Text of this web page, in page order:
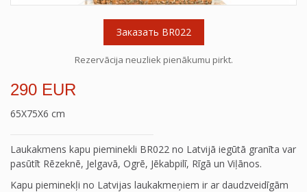
Заказать BR022
Rezervācija neuzliek pienākumu pirkt.
290 EUR
65X75X6 cm
Laukakmens kapu pieminekli BR022 no Latvijā iegūtā granīta var
pasūtīt Rēzeknē, Jelgavā, Ogrē, Jēkabpilī, Rīgā un Viļānos.
Kapu pieminekļi no Latvijas laukakmeņiem ir ar daudzveidīgām